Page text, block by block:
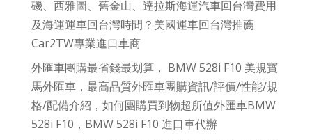
磯、西雅圖、舊金山、達拉斯海運汽車回台灣費用
及海運運車回台灣時間？美國運車回台灣推薦
Car2TW專業進口車商
外匯車團購最省錢最划算， BMW 528i F10 美規寶
馬外匯車，最高品質外匯車團購資訊/評價/性能/規
格/配備介紹，如何團購買到物超所值外匯車BMW
528i F10，BMW 528i F10 進口車代辦